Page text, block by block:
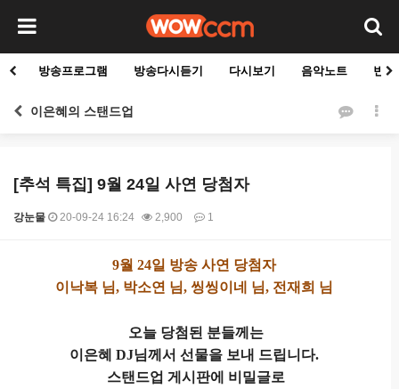
방송프로그램 방송다시듣기 다시보기 음악노트 빈
이은혜의 스탠드업
[추석 특집] 9월 24일 사연 당첨자
강눈물 20-09-24 16:24 2,900 1
9월 24일 방송 사연 당첨자
이낙복 님, 박소연 님, 씽씽이네 님, 전재희 님
오늘 당첨된 분들께는
이은혜 DJ님께서 선물을 보내 드립니다.
스탠드업 게시판에 비밀글로